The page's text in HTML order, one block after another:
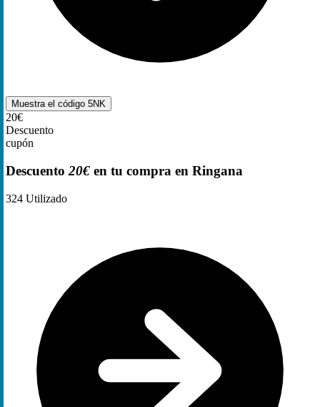
Muestra el código 5NK
20€
Descuento
cupón
Descuento 20€ en tu compra en Ringana
324 Utilizado